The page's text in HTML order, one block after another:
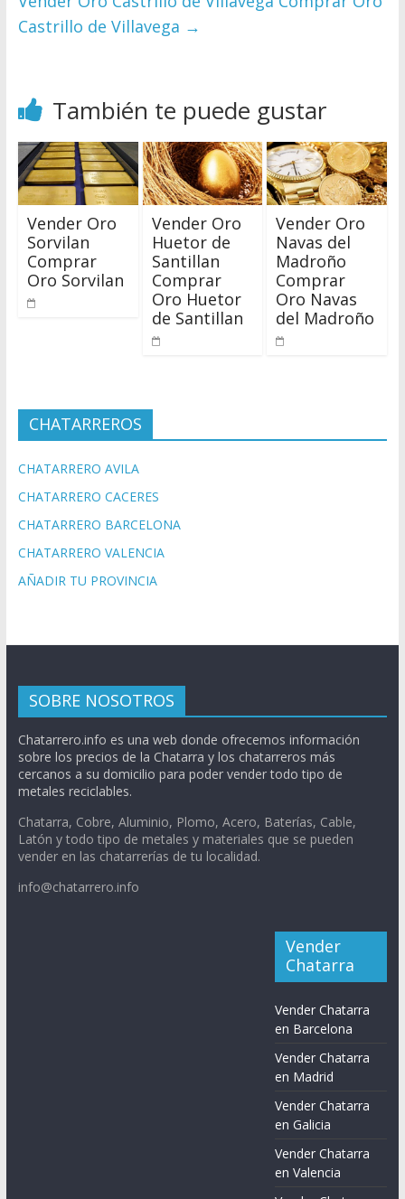
Castrillo de Villavega →
También te puede gustar
Vender Oro
Sorvilan
Comprar
Oro Sorvilan
Vender Oro
Huetor de
Santillan
Comprar
Oro Huetor
de Santillan
Vender Oro
Navas del
Madroño
Comprar
Oro Navas
del Madroño
CHATARREROS
CHATARRERO AVILA
CHATARRERO CACERES
CHATARRERO BARCELONA
CHATARRERO VALENCIA
AÑADIR TU PROVINCIA
SOBRE NOSOTROS
Chatarrero.info es una web donde ofrecemos información
sobre los precios de la Chatarra y los chatarreros más
cercanos a su domicilio para poder vender todo tipo de
metales reciclables.
Chatarra, Cobre, Aluminio, Plomo, Acero, Baterías, Cable,
Latón y todo tipo de metales y materiales que se pueden
vender en las chatarrerías de tu localidad.
info@chatarrero.info
Vender
Chatarra
Vender Chatarra
en Barcelona
Vender Chatarra
en Madrid
Vender Chatarra
en Galicia
Vender Chatarra
en Valencia